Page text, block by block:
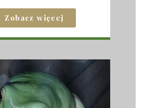
Zobacz więcej